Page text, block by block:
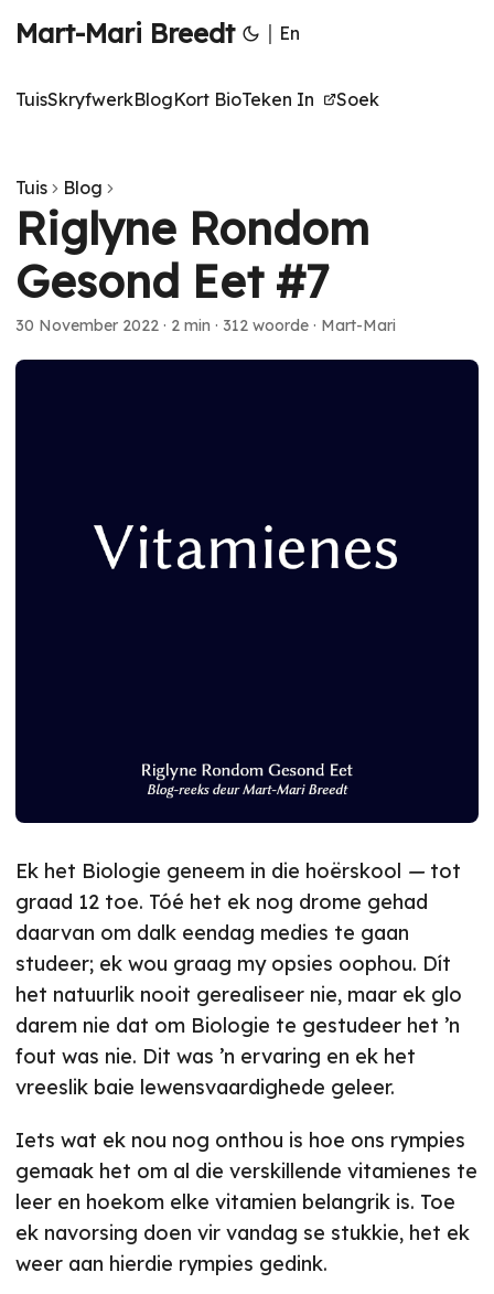
Mart-Mari Breedt | En
TuisSkryfwerkBlogKort BioTeken In Soek
Tuis Blog
Riglyne Rondom
Gesond Eet #7
30 November 2022 · 2 min · 312 woorde · Mart-Mari
Ek het Biologie geneem in die hoërskool — tot
graad 12 toe. Tóé het ek nog drome gehad
daarvan om dalk eendag medies te gaan
studeer; ek wou graag my opsies oophou. Dít
het natuurlik nooit gerealiseer nie, maar ek glo
darem nie dat om Biologie te gestudeer het ’n
fout was nie. Dit was ’n ervaring en ek het
vreeslik baie lewensvaardighede geleer.
Iets wat ek nou nog onthou is hoe ons rympies
gemaak het om al die verskillende vitamienes te
leer en hoekom elke vitamien belangrik is. Toe
ek navorsing doen vir vandag se stukkie, het ek
weer aan hierdie rympies gedink.